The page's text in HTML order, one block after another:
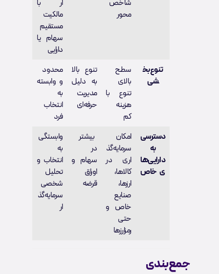
شاخص‌
محور
ار با
مالکیت
مستقیم
سهام یا
دارایی
تنوع‌بخ
شی
سطح
بالای
تنوع با
هزینه
کم
تنوع بالا
به دلیل
مدیریت
حرفه‌ای
محدود
و وابسته
به
انتخاب
فرد
دسترسی
به
دارایی‌ها
ی خاص
امکان
سرمایه‌گذ
اری در
کالاها،
ارزها،
صنایع
خاص و
حتی
رمزارزها
بیشتر
در
سهام و
اوراق
قرضه
وابستگی
به
انتخاب و
تحلیل
شخصی
سرمایه‌گذ
ار
جمع‌بندی